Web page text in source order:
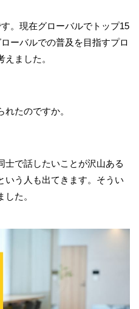
。現在グローバルでトップ15
ーバルでの普及を目指すプロ
ました。
たのですか。
士で話したいことが沢山ある
いう人も出てきます。そうい
た。